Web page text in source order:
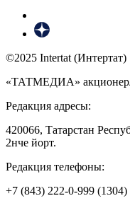
©2025 Intertat (Интертат)
«ТАТМЕДИА»
Редакция адресы:
420066, Татарстан
2нче йорт.
Редакция телефоны:
+7 (843) 222-0-999 (1304)